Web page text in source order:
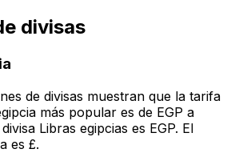
divisas
de divisas muestran que la tarifa
más popular es de EGP a
Libras egipcias es EGP. El
es £.